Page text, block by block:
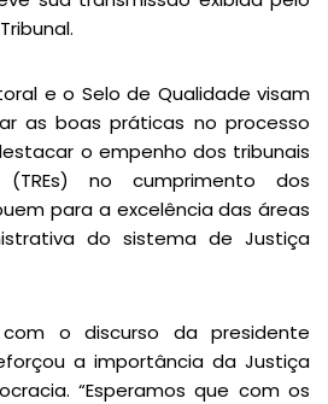
e o Selo de Qualidade visam
as boas práticas no processo
o empenho dos tribunais
(TREs) no cumprimento dos
para a excelência das áreas
do sistema de Justiça
o discurso da presidente
a importância da Justiça
“Esperamos que com os